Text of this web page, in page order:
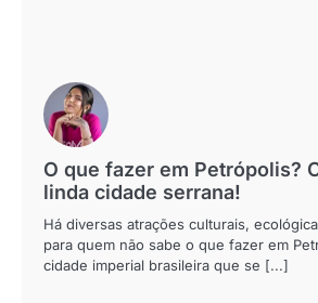
O que fazer em Petrópolis?
linda cidade serrana!
Há diversas atrações culturais,
para quem não sabe o que fazer em
cidade imperial brasileira que se [...]